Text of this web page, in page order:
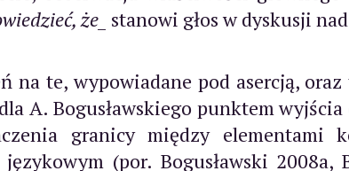
że_ stanowi głos w dyskusji
na te, wypowiadane pod asercją,
A. Bogusławskiego punktem
granicy między elementami
(por. Bogusławski 2008a,